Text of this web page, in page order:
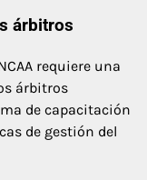
árbitros
requiere una
árbitros
de capacitación
de gestión del